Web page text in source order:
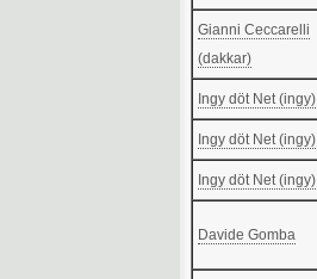
Gianni Ceccarelli
(‎dakkar‎)
Ingy döt Net (‎ingy‎)
Ingy döt Net (‎ingy‎)
Ingy döt Net (‎ingy‎)
Davide Gomba